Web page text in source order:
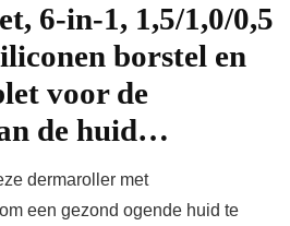
6-in-1, 1,5/1,0/0,5
borstel en
voor de
de huid…
dermaroller met
een gezond ogende huid te